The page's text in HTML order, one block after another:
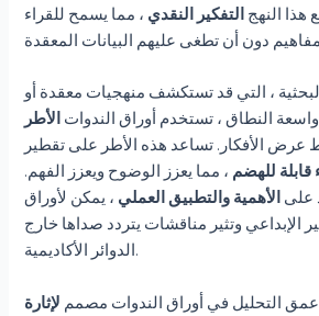
هذا النهج التفكير النقدي ، مما يسمح للقراء
، التي قد تستكشف منهجيات معقدة أو
النطاق ، تستخدم أوراق الندوات الأطر
عرض الأفكار. تساعد هذه الأطر على تقطير
قابلة للهضم ، مما يعزز الوضوح ويعزز الفهم.
على الأهمية والتطبيق العملي ، يمكن لأوراق
الإبداعي وتثير مناقشات يتردد صداها خارج
الدوائر الأكاديمية.
التحليل في أوراق الندوات مصمم لإثارة